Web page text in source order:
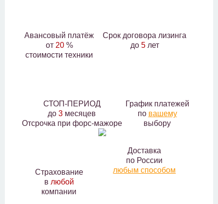
Авансовый платёж
от 20%
стоимости техники
Срок договора лизинга
до 5лет
СТОП-ПЕРИОД
до 3 месяцев
Отсрочка при форс-мажоре
График платежей
по вашему
выбору
Страхование
в любой
компании
Доставка
по России
любым способом